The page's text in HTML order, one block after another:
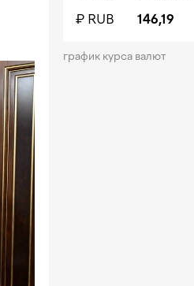
₽ RUB
146,19
график курса валют